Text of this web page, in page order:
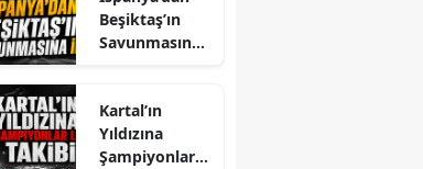
Beşiktaş’ın
Savunmasına
Kartal’ın
Yıldızına
Şampiyonlar